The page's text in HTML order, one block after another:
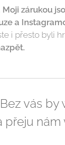
zárukou
a
i přesto byli
vás
přeju